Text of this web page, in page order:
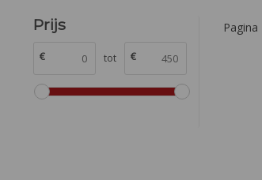
Prijs
€ tot €
Pagina